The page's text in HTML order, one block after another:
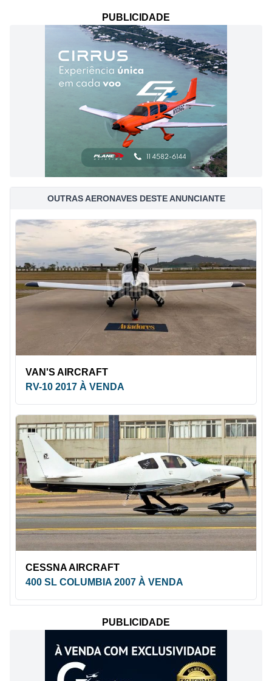
PUBLICIDADE
OUTRAS AERONAVES DESTE ANUNCIANTE
VAN'S AIRCRAFT
RV-10 2017 À VENDA
CESSNA AIRCRAFT
400 SL COLUMBIA 2007 À VENDA
PUBLICIDADE